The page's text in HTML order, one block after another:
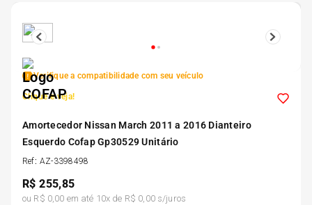
Verifique a compatibilidade com seu veículo
Clique e veja!
Amortecedor Nissan March 2011 a 2016 Dianteiro
Esquerdo Cofap Gp30529 Unitário
Ref: AZ-3398498
R$255,85
ou R$ 0,00 em até 10x de R$ 0,00s/juros
5º
7
8º 195 55r15
9º 175 65 14